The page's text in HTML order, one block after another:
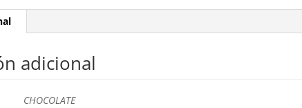
adicional
CHOCOLATE